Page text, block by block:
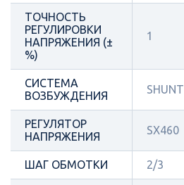
ТОЧНОСТЬ
РЕГУЛИРОВКИ
НАПРЯЖЕНИЯ (±
%)
1
СИСТЕМА
ВОЗБУЖДЕНИЯ
SHUNT
РЕГУЛЯТОР
НАПРЯЖЕНИЯ
SX460
ШАГ ОБМОТКИ 2/3